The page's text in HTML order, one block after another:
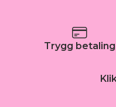
Trygg betaling